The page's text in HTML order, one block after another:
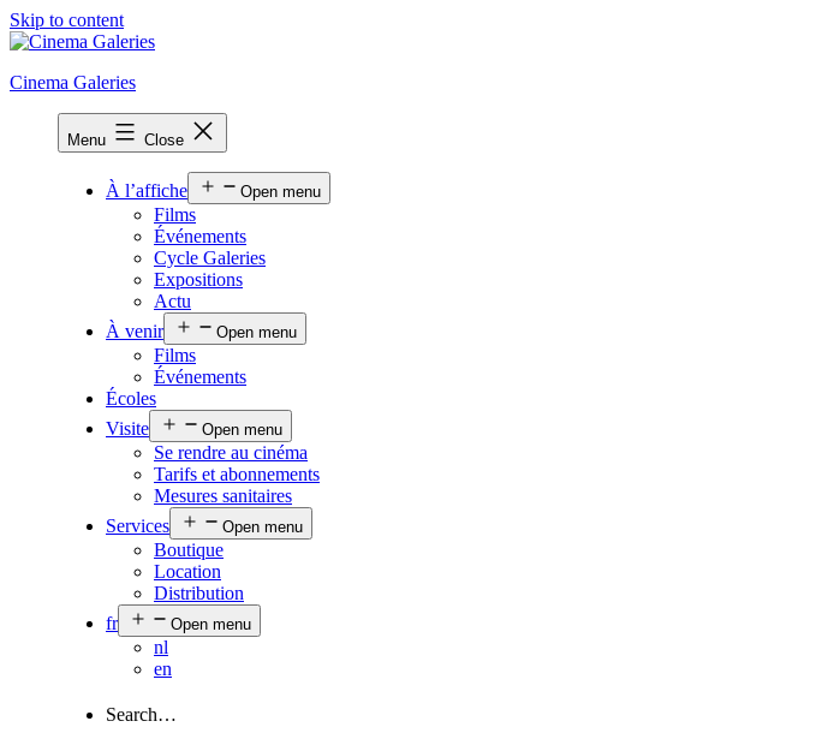
Skip to content
Cinema Galeries
Menu Close
À l’affiche Open menu
Films
Événements
Cycle Galeries
Expositions
Actu
À venir
Open menu
Films
Événements
Écoles
Visite
Open menu
Se rendre au cinéma
Tarifs et abonnements
Mesures sanitaires
Services
Open menu
Boutique
Location
Distribution
fr
Open menu
nl
en
Search…